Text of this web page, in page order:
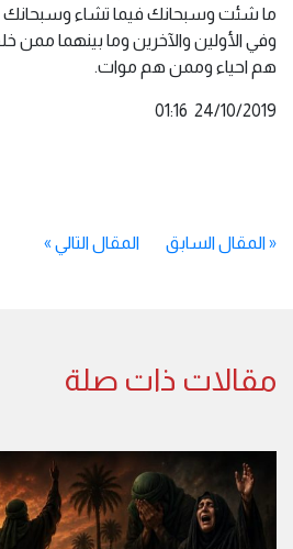
ما شئت وسبحانك فيما تشاء وسبحانك
وفي الأولين والآخرين وما بينهما
هم احياء وممن هم موات.
24/10/2019 01:16
«المقال السابق المقال التالي »
مقالات ذات صلة